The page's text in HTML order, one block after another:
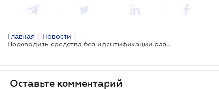
Главная / Новости /
Переводить средства без идентификации разрешили на сумму ровно 5000 грн
Оставьте комментарий